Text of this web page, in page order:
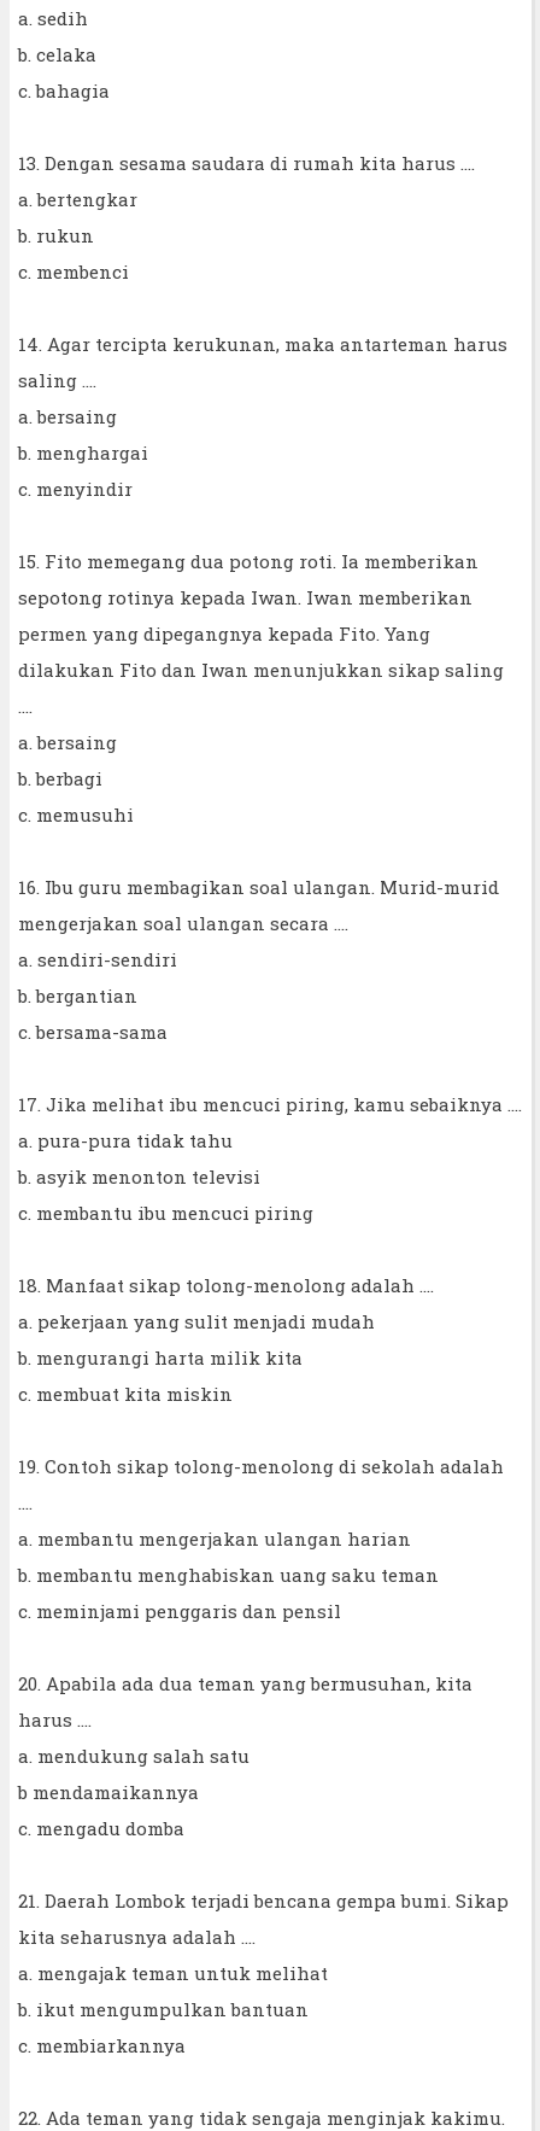
a. sedih
b. celaka
c. bahagia
13. Dengan sesama saudara di rumah kita harus ....
a. bertengkar
b. rukun
c. membenci
14. Agar tercipta kerukunan, maka antarteman harus
saling ....
a. bersaing
b. menghargai
c. menyindir
15. Fito memegang dua potong roti. Ia memberikan
sepotong rotinya kepada Iwan. Iwan memberikan
permen yang dipegangnya kepada Fito. Yang
dilakukan Fito dan Iwan menunjukkan sikap saling
a. bersaing
b. berbagi
c. memusuhi
16. Ibu guru membagikan soal ulangan. Murid-murid
mengerjakan soal ulangan secara ....
a. sendiri-sendiri
b. bergantian
c. bersama-sama
17. Jika melihat ibu mencuci piring, kamu sebaiknya ....
a. pura-pura tidak tahu
b. asyik menonton televisi
c. membantu ibu mencuci piring
18. Manfaat sikap tolong-menolong adalah ....
a. pekerjaan yang sulit menjadi mudah
b. mengurangi harta milik kita
c. membuat kita miskin
19. Contoh sikap tolong-menolong di sekolah adalah
a. membantu mengerjakan ulangan harian
b. membantu menghabiskan uang saku teman
c. meminjami penggaris dan pensil
20. Apabila ada dua teman yang bermusuhan, kita
harus ....
a. mendukung salah satu
b mendamaikannya
c. mengadu domba
21. Daerah Lombok terjadi bencana gempa bumi. Sikap
kita seharusnya adalah ....
a. mengajak teman untuk melihat
b. ikut mengumpulkan bantuan
c. membiarkannya
22. Ada teman yang tidak sengaja menginjak kakimu.